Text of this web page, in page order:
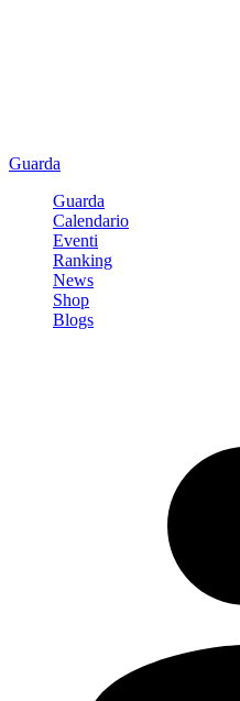
Guarda
Guarda
Calendario
Eventi
Ranking
News
Shop
Blogs